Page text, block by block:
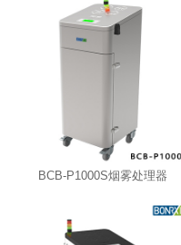
BCB-P1000S烟雾处理器